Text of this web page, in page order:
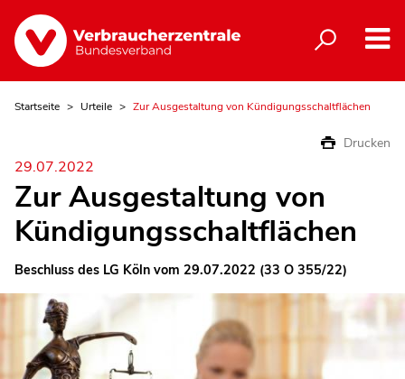
Startseite Urteile Zur Ausgestaltung von Kündigungsschaltflächen
Drucken
29.07.2022
Zur Ausgestaltung von
Kündigungsschaltflächen
Beschluss des LG Köln vom 29.07.2022 (33 O 355/22)